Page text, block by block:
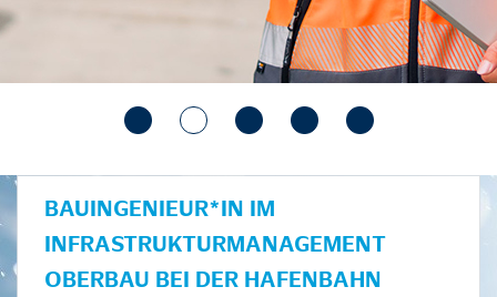
BAUINGENIEUR*IN IM
INFRASTRUKTURMANAGEMENT
OBERBAU BEI DER HAFENBAHN